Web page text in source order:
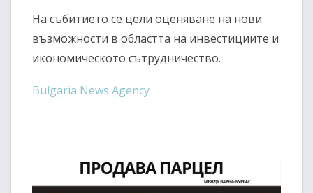
На събитието се цели оценяване на нови
възможности в областта на инвестициите и
икономическото сътрудничество.
Bulgaria News Agency